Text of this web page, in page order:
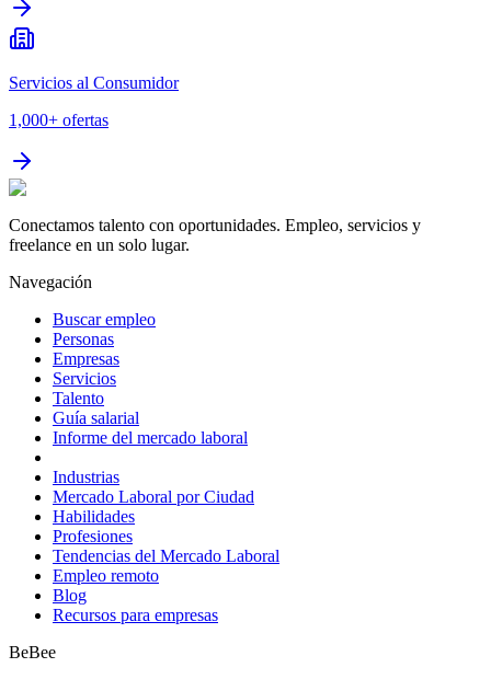
Servicios al Consumidor
1,000+ ofertas
Conectamos talento con oportunidades. Empleo, servicios y
freelance en un solo lugar.
Navegación
Buscar empleo
Personas
Empresas
Servicios
Talento
Guía salarial
Informe del mercado laboral
Industrias
Mercado Laboral por Ciudad
Habilidades
Profesiones
Tendencias del Mercado Laboral
Empleo remoto
Blog
Recursos para empresas
BeBee